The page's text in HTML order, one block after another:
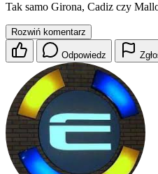
Tak samo Girona, Cadiz czy
Rozwiń komentarz
Odpowiedz